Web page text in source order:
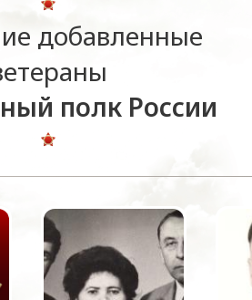
добавленные
полк России